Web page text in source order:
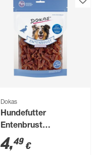
Dokas
Hundefutter
Entenbrust
Stückchen 200 g
4,49 €